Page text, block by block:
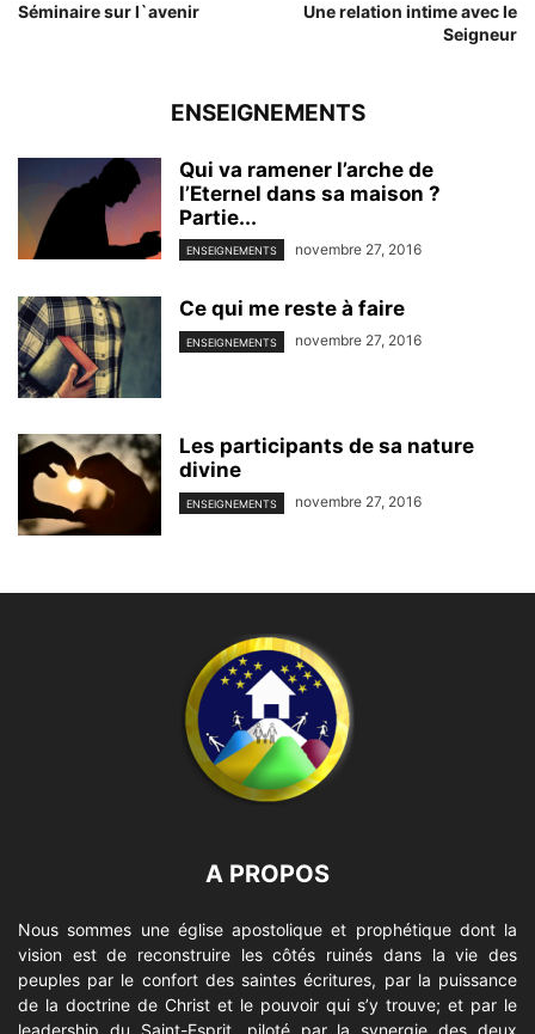
Séminaire sur l`avenir
Une relation intime avec le
Seigneur
ENSEIGNEMENTS
Qui va ramener l’arche de
l’Eternel dans sa maison ?
Partie...
ENSEIGNEMENTS novembre 27, 2016
Ce qui me reste à faire
ENSEIGNEMENTS novembre 27, 2016
Les participants de sa nature
divine
ENSEIGNEMENTS novembre 27, 2016
A PROPOS
Nous sommes une église apostolique et prophétique dont la
vision est de reconstruire les côtés ruinés dans la vie des
peuples par le confort des saintes écritures, par la puissance
de la doctrine de Christ et le pouvoir qui s’y trouve; et par le